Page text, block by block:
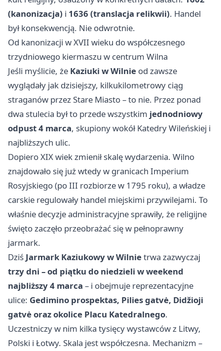
(kanonizacja) i 1636 (translacja relikwii). Handel
był konsekwencją. Nie odwrotnie.
Od kanonizacji w XVII wieku do współczesnego
trzydniowego kiermaszu w centrum Wilna
Jeśli myślicie, że Kaziuki w Wilnie od zawsze
wyglądały jak dzisiejszy, kilkukilometrowy ciąg
straganów przez Stare Miasto – to nie. Przez ponad
dwa stulecia był to przede wszystkim jednodniowy
odpust 4 marca, skupiony wokół Katedry Wileńskiej i
najbliższych ulic.
Dopiero XIX wiek zmienił skalę wydarzenia. Wilno
znajdowało się już wtedy w granicach Imperium
Rosyjskiego (po III rozbiorze w 1795 roku), a władze
carskie regulowały handel miejskimi przywilejami. To
właśnie decyzje administracyjne sprawiły, że religijne
święto zaczęło przeobrażać się w pełnoprawny
jarmark.
Dziś Jarmark Kaziukowy w Wilnietrwa zazwyczaj
trzy dni – od piątku do niedzieli w weekend
najbliższy 4 marca – i obejmuje reprezentacyjne
ulice: Gedimino prospektas, Pilies gatvė, Didžioji
gatvė oraz okolice Placu Katedralnego.
Uczestniczy w nim kilka tysięcy wystawców z Litwy,
Polski i Łotwy. Skala jest współczesna. Mechanizm –